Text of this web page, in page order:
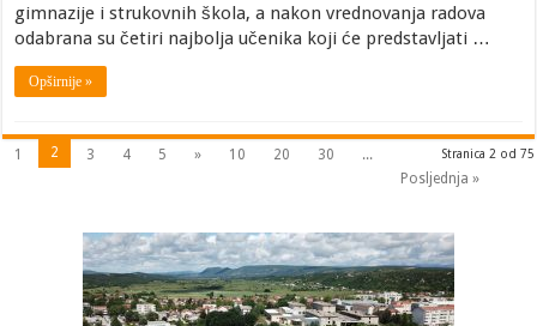
gimnazije i strukovnih škola, a nakon vrednovanja radova
odabrana su četiri najbolja učenika koji će predstavljati …
Opširnije »
Stranica 2 od 75
1 2 3 4 5 » 10 20 30
...
Posljednja »